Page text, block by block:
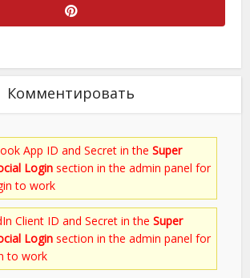
Комментировать
App ID and Secret in theSuper
Login section in the admin panel for
to work
Client ID and Secret in theSuper
Login section in the admin panel for
to work